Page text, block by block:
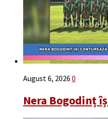
August 6, 2026 0
Nera Bogodinț